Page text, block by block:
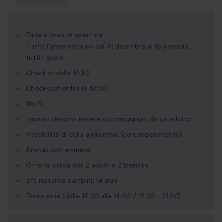
Date e orari di apertura:
Tutto l'anno escluso dal 31 dicembre al 15 gennaio,
tutti i giorni
Check-in dalle 14:30
Check-out entro le 10:00
Wi-Fi
I minori devono essere accompagnati da un adulto
Possibilità di culla aggiuntiva (con supplemento)
Animali non ammessi
Offerta valida per 2 adulti e 2 bambini
Età massima bambini: 14 anni
Ristorante (dalle 12:00 alle 14:00 / 19:00 - 21:00)